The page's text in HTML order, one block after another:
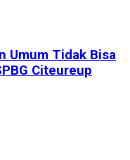
Umum Tidak Bisa
Citeureup